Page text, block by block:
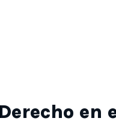
en